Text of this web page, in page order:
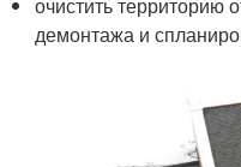
демонтажа и